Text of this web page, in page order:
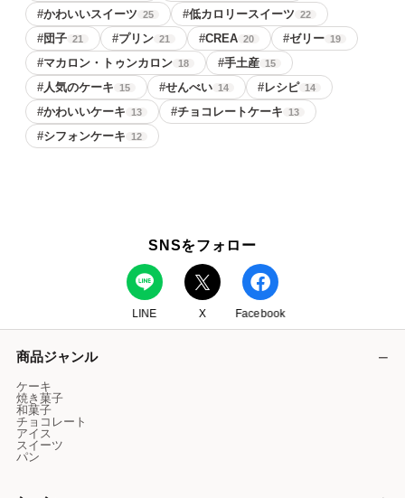
#かわいいスイーツ 25 #低カロリースイーツ 22
#団子 21 #プリン 21 #CREA 20 #ゼリー 19
#マカロン・トゥンカロン 18 #手土産 15
#人気のケーキ 15 #せんべい 14 #レシピ 14
#かわいいケーキ 13 #チョコレートケーキ 13
#シフォンケーキ 12
SNSをフォロー
LINE X Facebook
商品ジャンル
ケーキ
焼き菓子
和菓子
チョコレート
アイス
スイーツ
パン